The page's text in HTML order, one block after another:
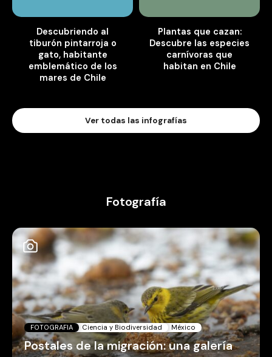
Descubriendo al
tiburón pintarroja o
gato, habitante
emblemático de los
mares de Chile
Plantas que cazan:
Descubre las especies
carnívoras que
habitan en Chile
Ver todas las infografías
Fotografía
FOTOGRAFIA Ciencia y Biodiversidad México
Postales de la migración: una galería